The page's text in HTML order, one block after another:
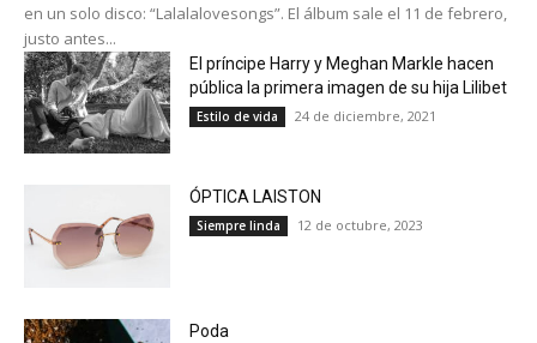
en un solo disco: “Lalalalovesongs”. El álbum sale el 11 de febrero,
justo antes...
El príncipe Harry y Meghan Markle hacen
pública la primera imagen de su hija Lilibet
Estilo de vida 24 de diciembre, 2021
ÓPTICA LAISTON
Siempre linda 12 de octubre, 2023
Poda